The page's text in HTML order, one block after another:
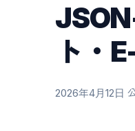
ト・
2026年4月12日